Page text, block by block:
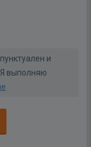
и
Я выполняю